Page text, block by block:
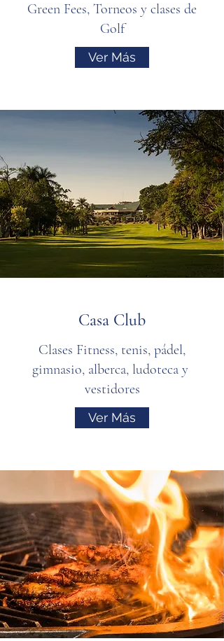
Green Fees, Torneos y clases de
Golf
Ver Más
Casa Club
Clases Fitness, tenis, pádel,
gimnasio, alberca, ludoteca y
vestidores
Ver Más